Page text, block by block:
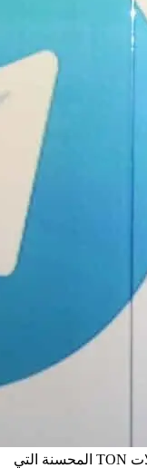
بافل دوروف من تلغرام يروج لسرعة معاملات TON المحسنة التي